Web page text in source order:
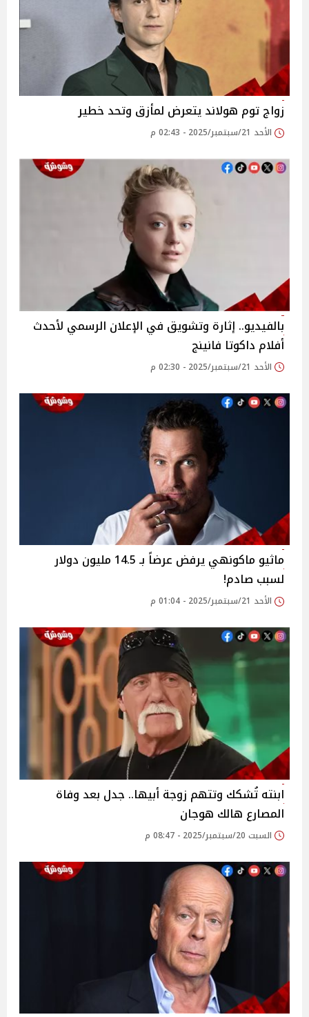
زواج توم هولاند يتعرض لمأزق وتحد خطير
الأحد 21/سبتمبر/2025 - 02:43 م
بالفيديو.. إثارة وتشويق في الإعلان الرسمي لأحدث
أفلام داكوتا فانينج
الأحد 21/سبتمبر/2025 - 02:30 م
ماثيو ماكونهي يرفض عرضاً بـ 14.5 مليون دولار
لسبب صادم!
الأحد 21/سبتمبر/2025 - 01:04 م
ابنته تُشكك وتتهم زوجة أبيها.. جدل بعد وفاة
المصارع هالك هوجان
السبت 20/سبتمبر/2025 - 08:47 م